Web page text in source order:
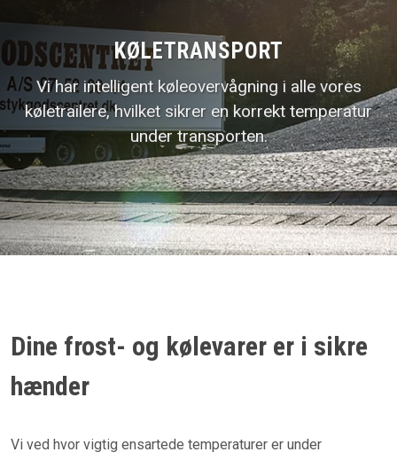
KØLETRANSPORT
Vi har intelligent køleovervågning i alle vores
køletrailere, hvilket sikrer en korrekt temperatur
under transporten.
Dine frost- og kølevarer er i sikre
hænder
Vi ved hvor vigtig ensartede temperaturer er under